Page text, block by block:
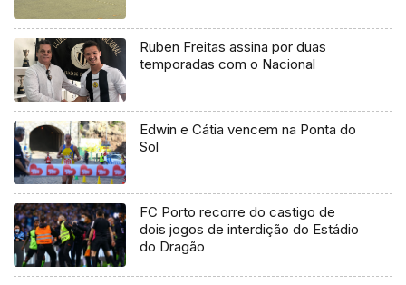
Ruben Freitas assina por duas
temporadas com o Nacional
Edwin e Cátia vencem na Ponta do
Sol
FC Porto recorre do castigo de
dois jogos de interdição do Estádio
do Dragão